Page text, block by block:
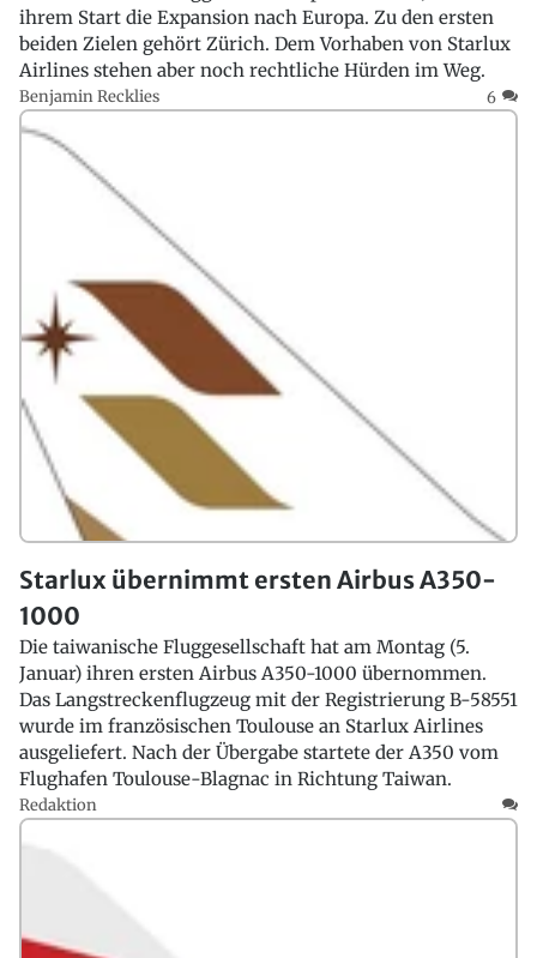
ihrem Start die Expansion nach Europa. Zu den ersten
beiden Zielen gehört Zürich. Dem Vorhaben von Starlux
Airlines stehen aber noch rechtliche Hürden im Weg.
Benjamin Recklies 6
Starlux übernimmt ersten Airbus A350-
1000
Die taiwanische Fluggesellschaft hat am Montag (5.
Januar) ihren ersten Airbus A350-1000 übernommen.
Das Langstreckenflugzeug mit der Registrierung B-58551
wurde im französischen Toulouse an Starlux Airlines
ausgeliefert. Nach der Übergabe startete der A350 vom
Flughafen Toulouse-Blagnac in Richtung Taiwan.
Redaktion